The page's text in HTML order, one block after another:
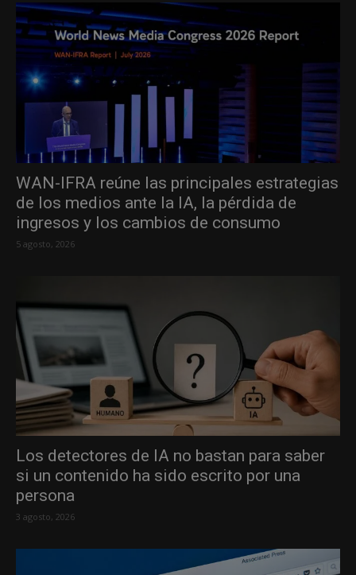
WAN-IFRA reúne las principales estrategias
de los medios ante la IA, la pérdida de
ingresos y los cambios de consumo
5 agosto, 2026
Los detectores de IA no bastan para saber
si un contenido ha sido escrito por una
persona
3 agosto, 2026